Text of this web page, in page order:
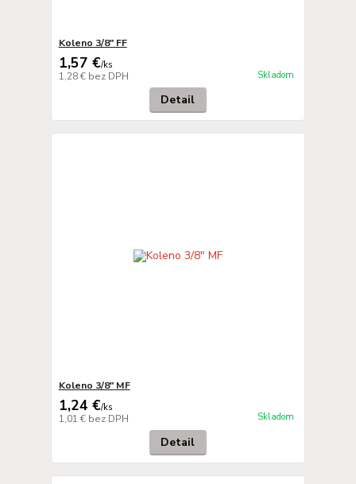
Koleno 3/8" FF
1,57 €/ks
1,28 € bez DPH Skladom
Detail
Koleno 3/8" MF
1,24 €/ks
1,01 € bez DPH Skladom
Detail